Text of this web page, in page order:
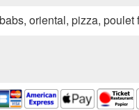
oriental, pizza,